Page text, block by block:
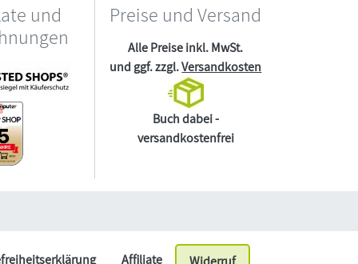
und
Preise und Versand
Alle Preise inkl. MwSt.
und ggf. zzgl.Versandkosten
Buch dabei -
versandkostenfrei
Affiliate